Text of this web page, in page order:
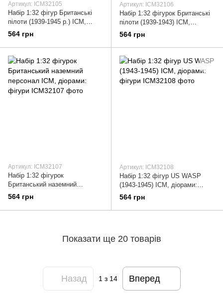
Артикул: ICM32105
Набір 1:32 фігур Британські
пілоти (1939-1945 р.) ICM,
діорами: фігури
564 грн
Артикул: ICM32106
Набір 1:32 фігурок Британські
пілоти (1939-1943) ICM,
діорами: фігури
564 грн
Артикул: ICM32107
Набір 1:32 фігурок
Британський наземний
персонал ICM, діорами: фігури
564 грн
Артикул: ICM32108
Набір 1:32 фігур US WASP
(1943-1945) ICM, діорами:
фігури
564 грн
Показати ще 20 товарів
Назад 1з 14 Вперед